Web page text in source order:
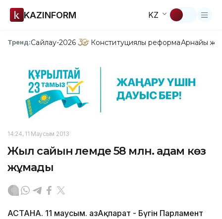
KAZINFORM KZ
Тренд:Сайлау-2026 Конституциялық реформаАрнайы
14:24, 11 Маусым 2013
Жыл сайын әлемде 58 млн. адам көз
жұмады
АСТАНА. 11 маусым. ҚазАқпарат - Бүгін Парламент